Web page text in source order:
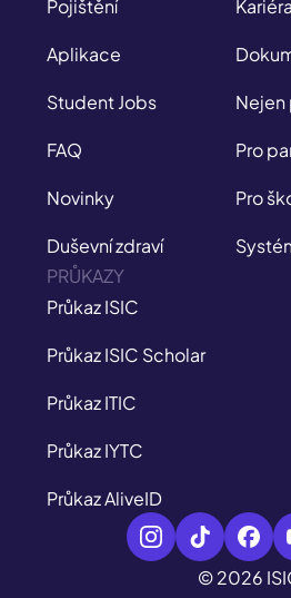
Pojištění
Aplikace
Student Jobs
FAQ
Novinky
Duševní zdraví
Nejen
Pro
Pro
PRŮKAZY
Průkaz ISIC
Průkaz ISIC Scholar
Průkaz ITIC
Průkaz IYTC
Průkaz AliveID
© 2026